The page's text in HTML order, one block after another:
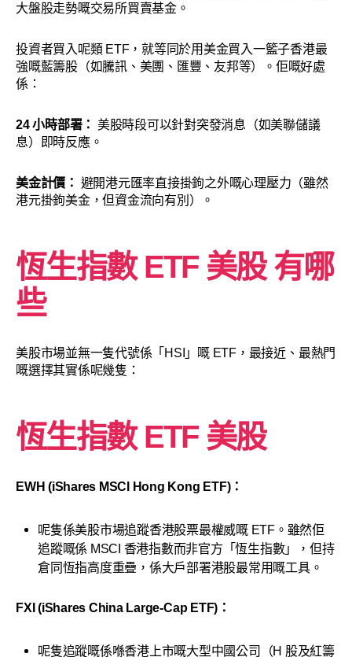
大盤股走勢嘅交易所買賣基金。
投資者買入呢類 ETF，就等同於用美金買入一籃子香港最
強嘅藍籌股（如騰訊、美團、匯豐、友邦等）。佢嘅好處
係：
24 小時部署： 美股時段可以針對突發消息（如美聯儲議
息）即時反應。
美金計價： 避開港元匯率直接掛鉤之外嘅心理壓力（雖然
港元掛鉤美金，但資金流向有別）。
恆生指數 ETF 美股 有哪
些
美股市場並無一隻代號係「HSI」嘅 ETF，最接近、最熱門
嘅選擇其實係呢幾隻：
恆生指數 ETF 美股
EWH (iShares MSCI Hong Kong ETF)：
呢隻係美股市場追蹤香港股票最權威嘅 ETF。雖然佢
追蹤嘅係 MSCI 香港指數而非官方「恆生指數」，但持
倉同恆指高度重疊，係大戶部署港股最常用嘅工具。
FXI (iShares China Large-Cap ETF)：
呢隻追蹤嘅係喺香港上市嘅大型中國公司（H 股及紅籌